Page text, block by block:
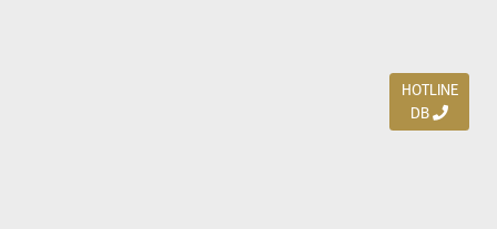
HOTLINE
DB